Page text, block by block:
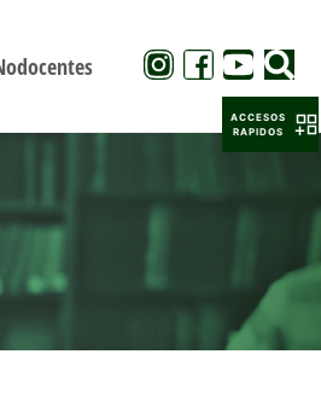
ACCESOS
RAPIDOS